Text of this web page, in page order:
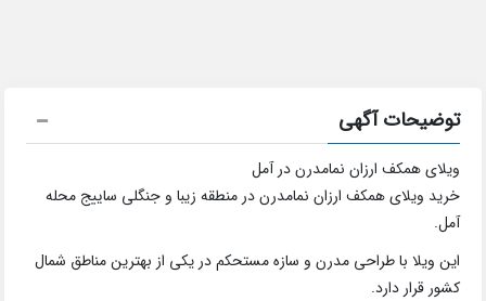
توضیحات آگهی
ویلای همکف ارزان نمامدرن در آمل
خرید ویلای همکف ارزان نمامدرن در منطقه زیبا و جنگلی ساییج محله
آمل.
این ویلا با طراحی مدرن و سازه مستحکم در یکی از بهترین مناطق شمال
کشور قرار دارد.